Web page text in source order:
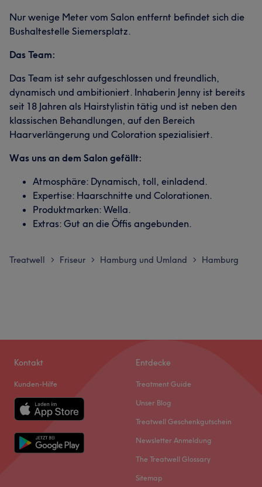
Nur wenige Meter vom Salon entfernt befindet sich die
Bushaltestelle Siemersplatz.
Das Team:
Das Team ist sehr aufgeschlossen und freundlich,
dynamisch und ambitioniert. Inhaberin Jenny ist bereits
seit 18 Jahren als Hairstylistin tätig und ist neben den
klassischen Behandlungen, auf den Bereich
Haarverlängerung und Coloration spezialisiert.
Was uns an dem Salon gefällt:
Atmosphäre: Dynamisch, toll, einladend.
Expertise: Haarschnitte und Colorationen.
Produktmarken: Wella.
Extras: Gut an die Öffis angebunden.
Treatwell > Friseur > Hamburg und Umland > Hamburg
Kontakt
Kunden-Hilfe
Entdecke
Treatment Guide
Unser Blog
Treatwell Geschenkgutschein
Newsletter Anmeldung
The Treatwell Glossary
Sitemap